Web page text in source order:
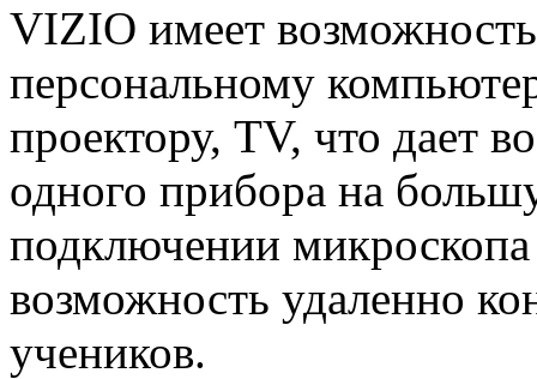
VIZIO имеет
персональному
проектору, ТV, что дает
одного прибора на
подключении
возможность удаленно
учеников.